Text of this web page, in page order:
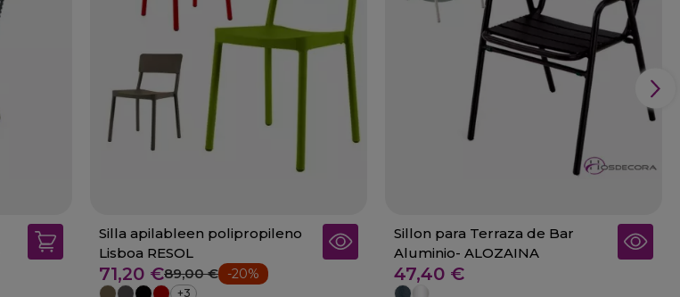
Silla apilableen polipropileno
Lisboa RESOL
71,20 €89,00 € -20%
+3
Sillon para Terraza de Bar
Aluminio- ALOZAINA
47,40 €